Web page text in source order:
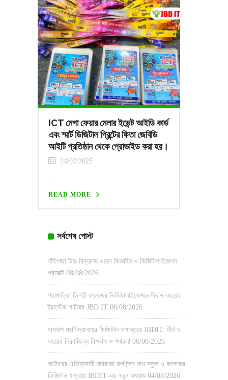
ICT মেগা ফেয়ার মেলার ইভেন্ট আইডি কার্ড
এবং স্মার্ট ডিজিটাল প্রিন্টের ফিতা জেবিডি
আইটি প্রতিষ্ঠান থেকে প্রোভাইড করা হয়।
24/02/2025
...
READ MORE
সর্বশেষ পোস্ট
বাঁইগাছা উচ্চ বিদ্যালয় ওয়েব ডিজাইন ও ডিজিটালাইজেশন
প্রজেক্ট 08/08/2026
পচামাড়িয়া ডিগ্রী কলেজের ডিজিটালাইজেশনে দীর্ঘ ৬ বছরের
ট্রাস্টেড পার্টনার JBD IT 06/08/2026
দামনাশ মহাবিদ্যালয়ের ডিজিটাল রূপান্তরে JBDIT: দীর্ঘ ৭
বছরের নিরবচ্ছিন্ন বিশ্বাস ও পথচলা 06/08/2026
নাটোরের ঐতিহ্যবাহী মহারাজা জগদিন্দ্র নাথ স্কুল ও কলেজের
ডিজিটাল যাত্রায় JBDIT-এর নতুন অধ্যায় 04/08/2026